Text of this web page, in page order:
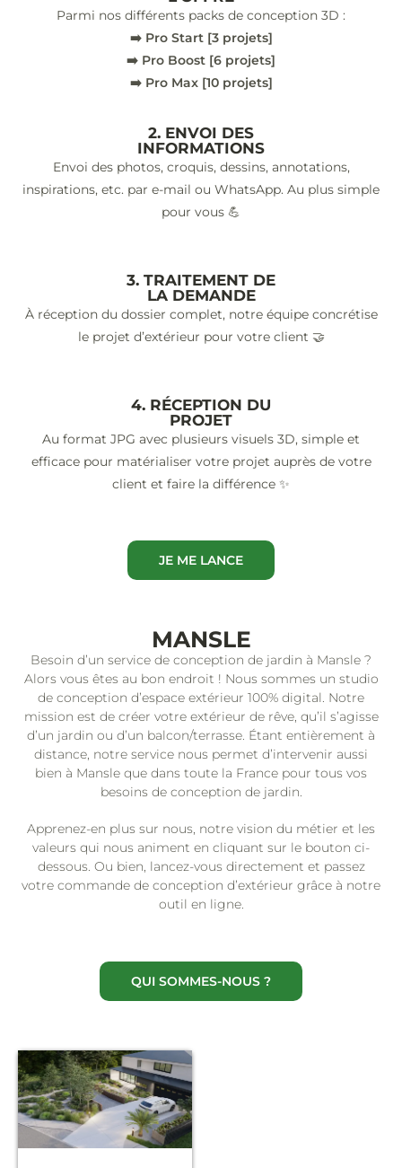
Parmi nos différents packs de conception 3D :
➡️ Pro Start [3 projets]
➡️ Pro Boost [6 projets]
➡️ Pro Max [10 projets]
2. ENVOI DES
INFORMATIONS
Envoi des photos, croquis, dessins, annotations,
inspirations, etc. par e-mail ou WhatsApp. Au plus simple
pour vous 💪
3. TRAITEMENT DE
LA DEMANDE
À réception du dossier complet, notre équipe concrétise
le projet d’extérieur pour votre client 🤝
4. RÉCEPTION DU
PROJET
Au format JPG avec plusieurs visuels 3D, simple et
efficace pour matérialiser votre projet auprès de votre
client et faire la différence ✨
JE ME LANCE
MANSLE
Besoin d’un service de conception de jardin à Mansle ?
Alors vous êtes au bon endroit ! Nous sommes un studio
de conception d’espace extérieur 100% digital. Notre
mission est de créer votre extérieur de rêve, qu’il s’agisse
d’un jardin ou d’un balcon/terrasse. Étant entièrement à
distance, notre service nous permet d’intervenir aussi
bien à Mansle que dans toute la France pour tous vos
besoins de conception de jardin.
Apprenez-en plus sur nous, notre vision du métier et les
valeurs qui nous animent en cliquant sur le bouton ci-
dessous. Ou bien, lancez-vous directement et passez
votre commande de conception d’extérieur grâce à notre
outil en ligne.
QUI SOMMES-NOUS ?